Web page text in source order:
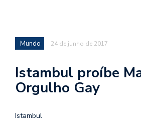
Mundo 24 de junho de 2017
Istambul proíbe
Orgulho Gay
Istambul